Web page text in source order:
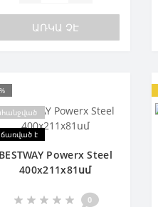
ԱՌԿԱ ՉԷ
է
BESTWAY Powerx Steel
400х211х81սմ
0